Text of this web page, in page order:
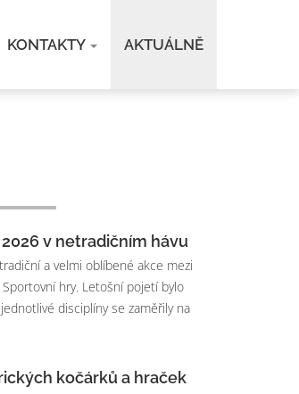
KONTAKTY AKTUÁLNĚ
v netradičním hávu
a velmi oblíbené akce mezi
hry. Letošní pojetí bylo
disciplíny se zaměřily na
kočárků a hraček